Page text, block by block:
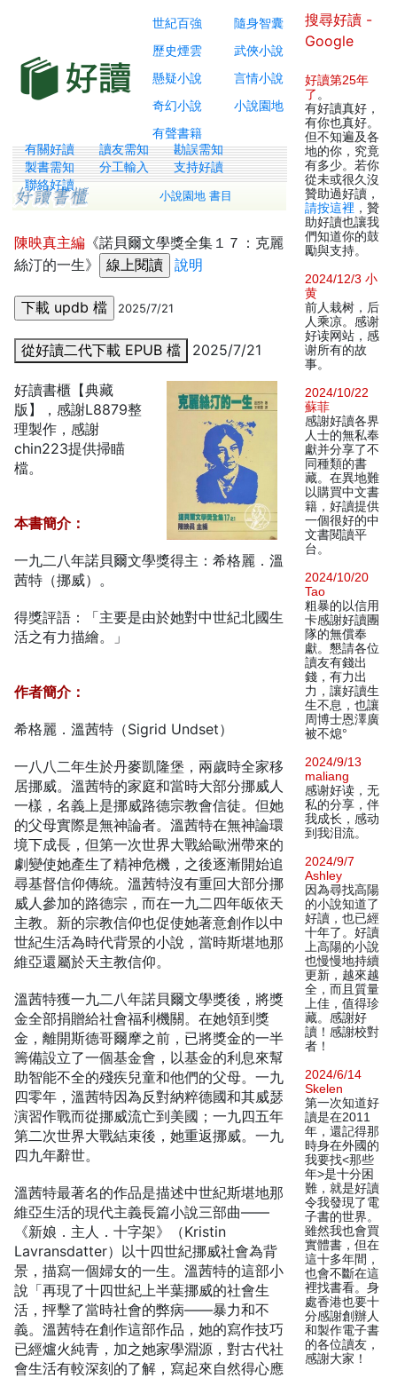
世紀百強
隨身智囊
歷史煙雲
武俠小說
懸疑小說
言情小說
奇幻小說
小說園地
有聲書籍
有關好讀 讀友需知
勘誤需知
製書需知
分工輸入
支持好讀
聯絡好讀
小說園地 書目
陳映真主編 《諾貝爾文學獎全集１７：克麗
絲汀的一生》
說明
2025/7/21
從好讀二代下載 EPUB 檔 2025/7/21
好讀書櫃【典藏
版】，感謝L8879整
理製作，感謝
chin223提供掃瞄
檔。
本書簡介：
一九二八年諾貝爾文學獎得主：希格麗．溫
茜特（挪威）。
得獎評語：「主要是由於她對中世紀北國生
活之有力描繪。」
作者簡介：
希格麗．溫茜特（Sigrid Undset）
一八八二年生於丹麥凱隆堡，兩歲時全家移
居挪威。溫茜特的家庭和當時大部分挪威人
一樣，名義上是挪威路德宗教會信徒。但她
的父母實際是無神論者。溫茜特在無神論環
境下成長，但第一次世界大戰給歐洲帶來的
劇變使她產生了精神危機，之後逐漸開始追
尋基督信仰傳統。溫茜特沒有重回大部分挪
威人參加的路德宗，而在一九二四年皈依天
主教。新的宗教信仰也促使她著意創作以中
世紀生活為時代背景的小說，當時斯堪地那
維亞還屬於天主教信仰。
溫茜特獲一九二八年諾貝爾文學獎後，將獎
金全部捐贈給社會福利機關。在她領到獎
金，離開斯德哥爾摩之前，已將獎金的一半
籌備設立了一個基金會，以基金的利息來幫
助智能不全的殘疾兒童和他們的父母。一九
四零年，溫茜特因為反對納粹德國和其威瑟
演習作戰而從挪威流亡到美國；一九四五年
第二次世界大戰結束後，她重返挪威。一九
四九年辭世。
溫茜特最著名的作品是描述中世紀斯堪地那
維亞生活的現代主義長篇小說三部曲——
《新娘．主人．十字架》（Kristin
Lavransdatter）以十四世紀挪威社會為背
景，描寫一個婦女的一生。溫茜特的這部小
說「再現了十四世紀上半葉挪威的社會生
活，抨擊了當時社會的弊病——暴力和不
義。溫茜特在創作這部作品，她的寫作技巧
已經爐火純青，加之她家學淵源，對古代社
會生活有較深刻的了解，寫起來自然得心應
搜尋好讀 -
Google
好讀第25年
了 。
有好讀真好，
有你也真好。
但不知遍及各
地的你，究竟
有多少。若你
從未或很久沒
贊助過好讀，
請按這裡 ，贊
助好讀也讓我
們知道你的鼓
勵與支持。
2024/12/3 小
黄
前人栽树，后
人乘凉。感谢
好读网站，感
谢所有的故
事。
2024/10/22
蘇菲
感謝好讀各界
人士的無私奉
獻并分享了不
同種類的書
藏。在異地難
以購買中文書
籍，好讀提供
一個很好的中
文書閱讀平
台。
2024/10/20
Tao
粗暴的以信用
卡感謝好讀團
隊的無償奉
獻。懇請各位
讀友有錢出
錢，有力出
力，讓好讀生
生不息，也讓
周博士恩澤廣
被不熄°
2024/9/13
maliang
感谢好读，无
私的分享，伴
我成长，感动
到我泪流。
2024/9/7
Ashley
因為尋找高陽
的小說知道了
好讀，也已經
十年了。好讀
上高陽的小說
也慢慢地持續
更新，越來越
全，而且質量
上佳，值得珍
藏。感謝好
讀！感謝校對
者！
2024/6/14
Skelen
第一次知道好
讀是在2011
年，還記得那
時身在外國的
我要找<那些
年>是十分困
難，就是好讀
令我發現了電
子書的世界。
雖然我也會買
實體書，但在
這十多年間，
也會不斷在這
裡找書看。身
處香港也要十
分感謝創辦人
和製作電子書
的各位讀友，
感謝大家！